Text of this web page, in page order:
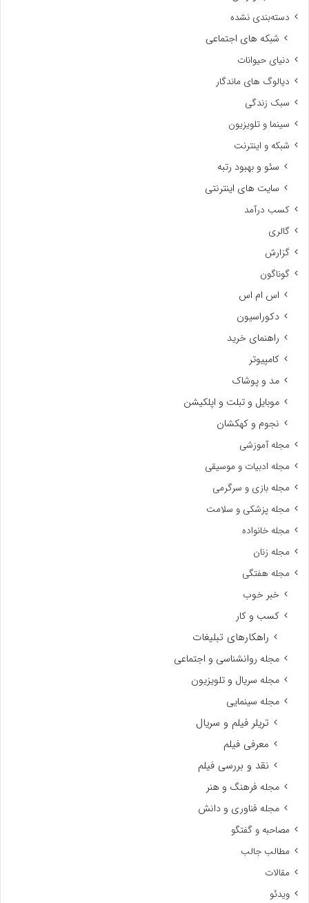
دسته‌بندی نشده
شبکه های اجتماعی
دنیای حیوانات
دیالوگ های ماندگار
سبک زندگی
سینما و تلویزیون
شبکه و اینترنت
سئو و بهبود رتبه
سایت های اینترنتی
کسب درآمد
گالری
گزارش
گوناگون
اس ام اس
دکوراسیون
راهنمای خرید
کامپیوتر
مد و پوشاک
موبایل و تبلت و اپلکیشن
نجوم و کهکشان
مجله آموزشی
مجله ادبیات و موسیقی
مجله بازی و سرگرمی
مجله پزشکی و سلامت
مجله خانواده
مجله زنان
مجله هفتگی
خبر خوب
کسب و کار
راهکارهای تبلیغات
مجله روانشناسی و اجتماعی
مجله سریال و تلویزیون
مجله سینمایی
تریلر فیلم و سریال
معرفی فیلم
نقد و بررسی فیلم
مجله فرهنگ و هنر
مجله فناوری و دانش
مصاحبه و گفتگو
مطالب جالب
مقالات
ویدئو